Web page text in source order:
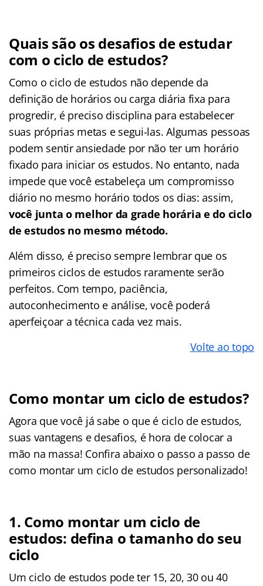
Quais são os desafios de estudar
com o ciclo de estudos?
Como o ciclo de estudos não depende da
definição de horários ou carga diária fixa para
progredir, é preciso disciplina para estabelecer
suas próprias metas e segui-las. Algumas pessoas
podem sentir ansiedade por não ter um horário
fixado para iniciar os estudos. No entanto, nada
impede que você estabeleça um compromisso
diário no mesmo horário todos os dias: assim,
você junta o melhor da grade horária e do ciclo
de estudos no mesmo método.
Além disso, é preciso sempre lembrar que os
primeiros ciclos de estudos raramente serão
perfeitos. Com tempo, paciência,
autoconhecimento e análise, você poderá
aperfeiçoar a técnica cada vez mais.
Volte ao topo
Como montar um ciclo de estudos?
Agora que você já sabe o que é ciclo de estudos,
suas vantagens e desafios, é hora de colocar a
mão na massa! Confira abaixo o passo a passo de
como montar um ciclo de estudos personalizado!
1. Como montar um ciclo de
estudos: defina o tamanho do seu
ciclo
Um ciclo de estudos pode ter 15, 20, 30 ou 40